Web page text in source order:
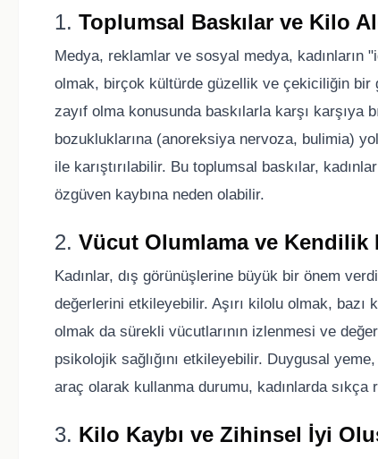
1. Toplumsal Baskılar ve Kilo
Medya, reklamlar ve sosyal medya, kadınların
olmak, birçok kültürde güzellik ve çekiciliğin bir
zayıf olma konusunda baskılarla karşı karşıya
bozukluklarına (anoreksiya nervoza, bulimia)
ile karıştırılabilir. Bu toplumsal baskılar,
özgüven kaybına neden olabilir.
2. Vücut Olumlama ve Kendilik
Kadınlar, dış görünüşlerine büyük bir önem
değerlerini etkileyebilir. Aşırı kilolu olmak,
olmak da sürekli vücutlarının izlenmesi ve
psikolojik sağlığını etkileyebilir. Duygusal
araç olarak kullanma durumu, kadınlarda sıkça
3. Kilo Kaybı ve Zihinsel İyi